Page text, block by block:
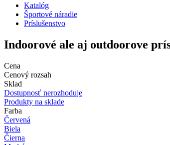
Katalóg
Športové náradie
Príslušenstvo
Indoorové ale aj outdoorove
Cena
Cenový rozsah
Sklad
Dostupnosť nerozhoduje
Produkty na sklade
Farba
Červená
Biela
Čierna